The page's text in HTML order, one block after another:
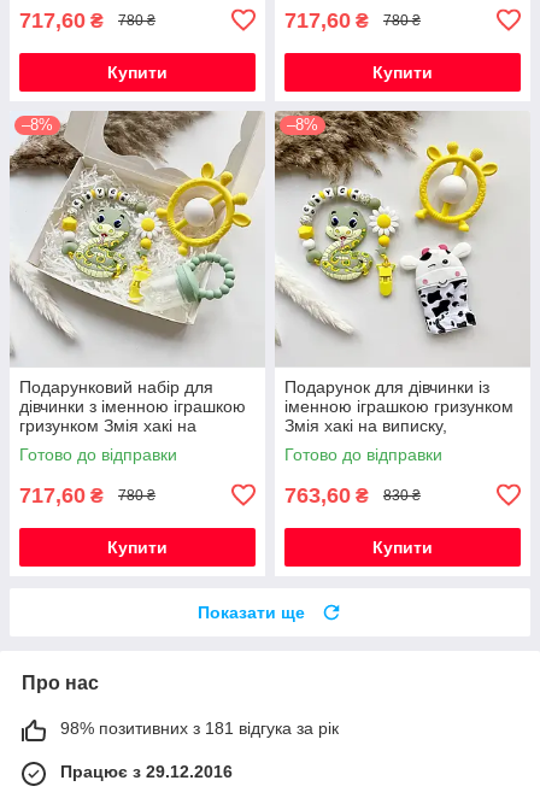
717,60 ₴ 780 ₴
Купити
717,60 ₴ 780 ₴
Купити
–8%
Подарунковий набір для
дівчинки з іменною іграшкою
гризунком Змія хакі на
виписку, хрестини, півроку
Готово до відправки
717,60 ₴ 780 ₴
Купити
–8%
Подарунок для дівчинки із
іменною іграшкою гризунком
Змія хакі на виписку,
хрестини, півроку,
народження
Готово до відправки
763,60 ₴ 830 ₴
Купити
Показати ще
Про нас
98% позитивних з 181 відгука за рік
Працює з 29.12.2016